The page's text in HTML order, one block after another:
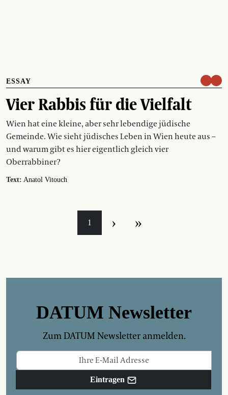
ESSAY
Vier Rabbis für die Vielfalt
Wien hat eine kleine, aber sehr lebendige jüdische
Gemeinde. Wie sieht jüdisches Leben in Wien heute aus –
und warum gibt es hier eigentlich gleich vier
Oberrabbiner?
Text: Anatol Vitouch
1 › »
DATUM Newsletter
Zum DATUM Newsletter anmelden.
Eintragen